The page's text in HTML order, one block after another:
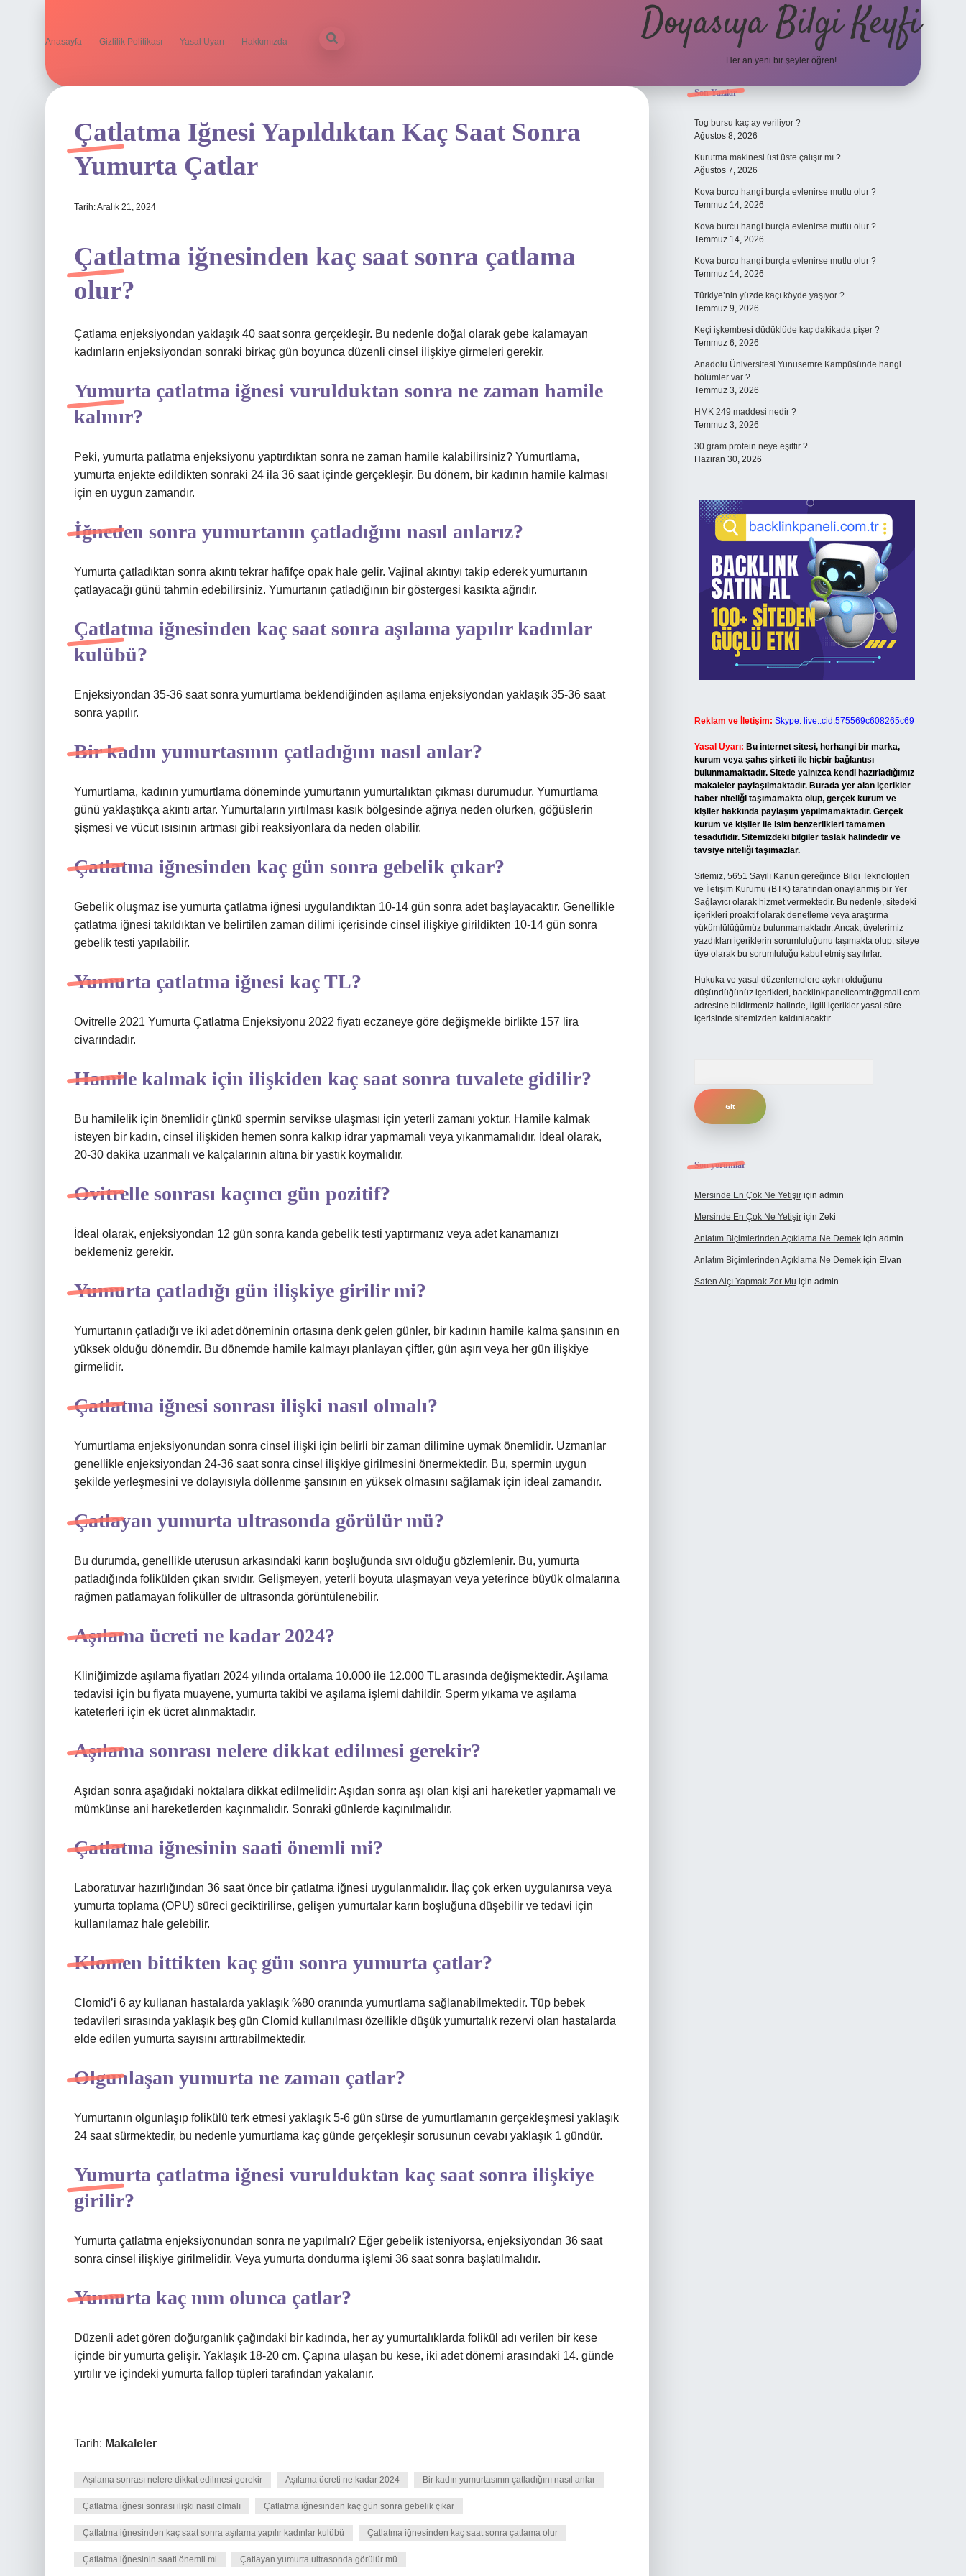
Anasayfa Gizlilik Politikası Yasal Uyarı Hakkımızda Doyasıya Bilgi Keyfi
Her an yeni bir şeyler öğren!
Çatlatma Iğnesi Yapıldıktan Kaç Saat Sonra
Yumurta Çatlar
Tarih: Aralık 21, 2024
Çatlatma iğnesinden kaç saat sonra çatlama
olur?
Çatlama enjeksiyondan yaklaşık 40 saat sonra gerçekleşir. Bu nedenle doğal olarak gebe kalamayan
kadınların enjeksiyondan sonraki birkaç gün boyunca düzenli cinsel ilişkiye girmeleri gerekir.
Yumurta çatlatma iğnesi vurulduktan sonra ne zaman hamile
kalınır?
Peki, yumurta patlatma enjeksiyonu yaptırdıktan sonra ne zaman hamile kalabilirsiniz? Yumurtlama,
yumurta enjekte edildikten sonraki 24 ila 36 saat içinde gerçekleşir. Bu dönem, bir kadının hamile kalması
için en uygun zamandır.
İğneden sonra yumurtanın çatladığını nasıl anlarız?
Yumurta çatladıktan sonra akıntı tekrar hafifçe opak hale gelir. Vajinal akıntıyı takip ederek yumurtanın
çatlayacağı günü tahmin edebilirsiniz. Yumurtanın çatladığının bir göstergesi kasıkta ağrıdır.
Çatlatma iğnesinden kaç saat sonra aşılama yapılır kadınlar
kulübü?
Enjeksiyondan 35-36 saat sonra yumurtlama beklendiğinden aşılama enjeksiyondan yaklaşık 35-36 saat
sonra yapılır.
Bir kadın yumurtasının çatladığını nasıl anlar?
Yumurtlama, kadının yumurtlama döneminde yumurtanın yumurtalıktan çıkması durumudur. Yumurtlama
günü yaklaştıkça akıntı artar. Yumurtaların yırtılması kasık bölgesinde ağrıya neden olurken, göğüslerin
şişmesi ve vücut ısısının artması gibi reaksiyonlara da neden olabilir.
Çatlatma iğnesinden kaç gün sonra gebelik çıkar?
Gebelik oluşmaz ise yumurta çatlatma iğnesi uygulandıktan 10-14 gün sonra adet başlayacaktır. Genellikle
çatlatma iğnesi takıldıktan ve belirtilen zaman dilimi içerisinde cinsel ilişkiye girildikten 10-14 gün sonra
gebelik testi yapılabilir.
Yumurta çatlatma iğnesi kaç TL?
Ovitrelle 2021 Yumurta Çatlatma Enjeksiyonu 2022 fiyatı eczaneye göre değişmekle birlikte 157 lira
civarındadır.
Hamile kalmak için ilişkiden kaç saat sonra tuvalete gidilir?
Bu hamilelik için önemlidir çünkü spermin servikse ulaşması için yeterli zamanı yoktur. Hamile kalmak
isteyen bir kadın, cinsel ilişkiden hemen sonra kalkıp idrar yapmamalı veya yıkanmamalıdır. İdeal olarak,
20-30 dakika uzanmalı ve kalçalarının altına bir yastık koymalıdır.
Ovitrelle sonrası kaçıncı gün pozitif?
İdeal olarak, enjeksiyondan 12 gün sonra kanda gebelik testi yaptırmanız veya adet kanamanızı
beklemeniz gerekir.
Yumurta çatladığı gün ilişkiye girilir mi?
Yumurtanın çatladığı ve iki adet döneminin ortasına denk gelen günler, bir kadının hamile kalma şansının en
yüksek olduğu dönemdir. Bu dönemde hamile kalmayı planlayan çiftler, gün aşırı veya her gün ilişkiye
girmelidir.
Çatlatma iğnesi sonrası ilişki nasıl olmalı?
Yumurtlama enjeksiyonundan sonra cinsel ilişki için belirli bir zaman dilimine uymak önemlidir. Uzmanlar
genellikle enjeksiyondan 24-36 saat sonra cinsel ilişkiye girilmesini önermektedir. Bu, spermin uygun
şekilde yerleşmesini ve dolayısıyla döllenme şansının en yüksek olmasını sağlamak için ideal zamandır.
Çatlayan yumurta ultrasonda görülür mü?
Bu durumda, genellikle uterusun arkasındaki karın boşluğunda sıvı olduğu gözlemlenir. Bu, yumurta
patladığında folikülden çıkan sıvıdır. Gelişmeyen, yeterli boyuta ulaşmayan veya yeterince büyük olmalarına
rağmen patlamayan foliküller de ultrasonda görüntülenebilir.
Aşılama ücreti ne kadar 2024?
Kliniğimizde aşılama fiyatları 2024 yılında ortalama 10.000 ile 12.000 TL arasında değişmektedir. Aşılama
tedavisi için bu fiyata muayene, yumurta takibi ve aşılama işlemi dahildir. Sperm yıkama ve aşılama
kateterleri için ek ücret alınmaktadır.
Aşılama sonrası nelere dikkat edilmesi gerekir?
Aşıdan sonra aşağıdaki noktalara dikkat edilmelidir: Aşıdan sonra aşı olan kişi ani hareketler yapmamalı ve
mümkünse ani hareketlerden kaçınmalıdır. Sonraki günlerde kaçınılmalıdır.
Çatlatma iğnesinin saati önemli mi?
Laboratuvar hazırlığından 36 saat önce bir çatlatma iğnesi uygulanmalıdır. İlaç çok erken uygulanırsa veya
yumurta toplama (OPU) süreci geciktirilirse, gelişen yumurtalar karın boşluğuna düşebilir ve tedavi için
kullanılamaz hale gelebilir.
Klomen bittikten kaç gün sonra yumurta çatlar?
Clomid’i 6 ay kullanan hastalarda yaklaşık %80 oranında yumurtlama sağlanabilmektedir. Tüp bebek
tedavileri sırasında yaklaşık beş gün Clomid kullanılması özellikle düşük yumurtalık rezervi olan hastalarda
elde edilen yumurta sayısını arttırabilmektedir.
Olgunlaşan yumurta ne zaman çatlar?
Yumurtanın olgunlaşıp folikülü terk etmesi yaklaşık 5-6 gün sürse de yumurtlamanın gerçekleşmesi yaklaşık
24 saat sürmektedir, bu nedenle yumurtlama kaç günde gerçekleşir sorusunun cevabı yaklaşık 1 gündür.
Yumurta çatlatma iğnesi vurulduktan kaç saat sonra ilişkiye
girilir?
Yumurta çatlatma enjeksiyonundan sonra ne yapılmalı? Eğer gebelik isteniyorsa, enjeksiyondan 36 saat
sonra cinsel ilişkiye girilmelidir. Veya yumurta dondurma işlemi 36 saat sonra başlatılmalıdır.
Yumurta kaç mm olunca çatlar?
Düzenli adet gören doğurganlık çağındaki bir kadında, her ay yumurtalıklarda folikül adı verilen bir kese
içinde bir yumurta gelişir. Yaklaşık 18-20 cm. Çapına ulaşan bu kese, iki adet dönemi arasındaki 14. günde
yırtılır ve içindeki yumurta fallop tüpleri tarafından yakalanır.
Tarih: Makaleler
Aşılama sonrası nelere dikkat edilmesi gerekir Aşılama ücreti ne kadar 2024 Bir kadın yumurtasının çatladığını nasıl anlar
Çatlatma iğnesi sonrası ilişki nasıl olmalı Çatlatma iğnesinden kaç gün sonra gebelik çıkar
Çatlatma iğnesinden kaç saat sonra aşılama yapılır kadınlar kulübü Çatlatma iğnesinden kaç saat sonra çatlama olur
Çatlatma iğnesinin saati önemli mi Çatlayan yumurta ultrasonda görülür mü
Sidebar
Son Yazılar
Tog bursu kaç ay veriliyor ?
Ağustos 8, 2026
Kurutma makinesi üst üste çalışır mı ?
Ağustos 7, 2026
Kova burcu hangi burçla evlenirse mutlu olur ?
Temmuz 14, 2026
Kova burcu hangi burçla evlenirse mutlu olur ?
Temmuz 14, 2026
Kova burcu hangi burçla evlenirse mutlu olur ?
Temmuz 14, 2026
Türkiye’nin yüzde kaçı köyde yaşıyor ?
Temmuz 9, 2026
Keçi işkembesi düdüklüde kaç dakikada pişer ?
Temmuz 6, 2026
Anadolu Üniversitesi Yunusemre Kampüsünde hangi
bölümler var ?
Temmuz 3, 2026
HMK 249 maddesi nedir ?
Temmuz 3, 2026
30 gram protein neye eşittir ?
Haziran 30, 2026
Reklam ve İletişim: Skype: live:.cid.575569c608265c69
Yasal Uyarı: Bu internet sitesi, herhangi bir marka,
kurum veya şahıs şirketi ile hiçbir bağlantısı
bulunmamaktadır. Sitede yalnızca kendi hazırladığımız
makaleler paylaşılmaktadır. Burada yer alan içerikler
haber niteliği taşımamakta olup, gerçek kurum ve
kişiler hakkında paylaşım yapılmamaktadır. Gerçek
kurum ve kişiler ile isim benzerlikleri tamamen
tesadüfidir. Sitemizdeki bilgiler taslak halindedir ve
tavsiye niteliği taşımazlar.
Sitemiz, 5651 Sayılı Kanun gereğince Bilgi Teknolojileri
ve İletişim Kurumu (BTK) tarafından onaylanmış bir Yer
Sağlayıcı olarak hizmet vermektedir. Bu nedenle, sitedeki
içerikleri proaktif olarak denetleme veya araştırma
yükümlülüğümüz bulunmamaktadır. Ancak, üyelerimiz
yazdıkları içeriklerin sorumluluğunu taşımakta olup, siteye
üye olarak bu sorumluluğu kabul etmiş sayılırlar.
Hukuka ve yasal düzenlemelere aykırı olduğunu
düşündüğünüz içerikleri, backlinkpanelicomtr@gmail.com
adresine bildirmeniz halinde, ilgili içerikler yasal süre
içerisinde sitemizden kaldırılacaktır.
Son yorumlar
Mersinde En Çok Ne Yetişiriçin admin
Mersinde En Çok Ne Yetişiriçin Zeki
Anlatım Biçimlerinden Açıklama Ne Demekiçin admin
Anlatım Biçimlerinden Açıklama Ne Demekiçin Elvan
Saten Alçı Yapmak Zor Mu için admin